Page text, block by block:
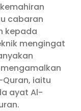
cabaran
kepada
mengingat
iaitu
ayat Al-